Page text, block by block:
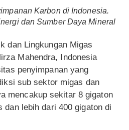
Karbon di Indonesia.
dan Sumber Daya Mineral
dan Lingkungan Migas
Mahendra, Indonesia
penyimpanan yang
sub sektor migas dan
mencakup sekitar 8 gigaton
dan lebih dari 400 gigaton di